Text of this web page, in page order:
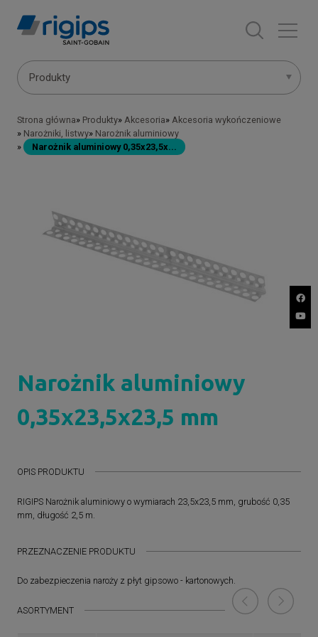
MainProdukty
Ścieżka
nawigacyjna
Strona główna Produkty Akcesoria
Akcesoria wykończeniowe
Narożniki, listwy
Narożnik aluminiowy
Narożnik aluminiowy 0,35x23,5x...
Narożnik aluminiowy
0,35x23,5x23,5 mm
OPIS PRODUKTU
RIGIPS Narożnik aluminiowy o wymiarach 23,5x23,5 mm, grubość 0,35
mm, długość 2,5 m.
PRZEZNACZENIE PRODUKTU
Do zabezpieczenia naroży z płyt gipsowo - kartonowych.
ASORTYMENT